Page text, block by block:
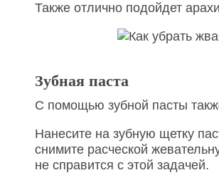
Также отлично подойдет
Зубная паста
С помощью зубной пасты
Нанесите на зубную щетку
снимите расческой
не справится с этой задачей.